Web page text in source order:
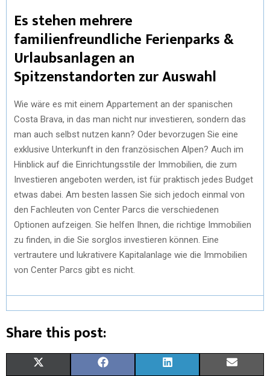
Es stehen mehrere
familienfreundliche Ferienparks &
Urlaubsanlagen an
Spitzenstandorten zur Auswahl
Wie wäre es mit einem Appartement an der spanischen
Costa Brava, in das man nicht nur investieren, sondern das
man auch selbst nutzen kann? Oder bevorzugen Sie eine
exklusive Unterkunft in den französischen Alpen? Auch im
Hinblick auf die Einrichtungsstile der Immobilien, die zum
Investieren angeboten werden, ist für praktisch jedes Budget
etwas dabei. Am besten lassen Sie sich jedoch einmal von
den Fachleuten von Center Parcs die verschiedenen
Optionen aufzeigen. Sie helfen Ihnen, die richtige Immobilien
zu finden, in die Sie sorglos investieren können. Eine
vertrautere und lukrativere Kapitalanlage wie die Immobilien
von Center Parcs gibt es nicht.
Share this post: